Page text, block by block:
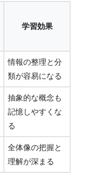
学習効果
情報の整理と分
類が容易になる
抽象的な概念も
記憶しやすくな
る
全体像の把握と
理解が深まる